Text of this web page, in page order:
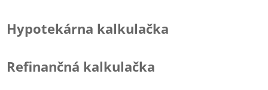
Hypotekárna kalkulačka
Refinančná kalkulačka